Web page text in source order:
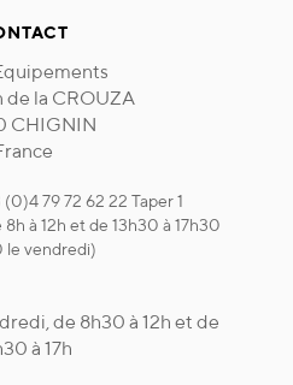
de la CROUZA
CHIGNIN
79 72 62 22 Taper 1
à 12h et de 13h30 à 17h30
le vendredi)
de 8h30 à 12h et de
à 17h